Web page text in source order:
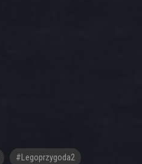
#legoprzygoda2